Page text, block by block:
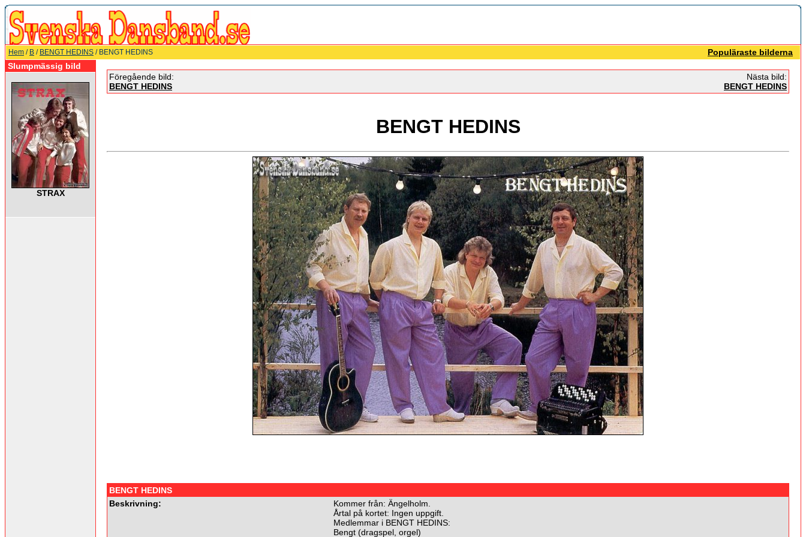
Hem / B / BENGT HEDINS / BENGT HEDINS
Populäraste bilderna
Slumpmässig bild
STRAX
Föregående bild:
BENGT HEDINS
Nästa bild:
BENGT HEDINS
BENGT HEDINS
BENGT HEDINS
Beskrivning:
Kommer från: Ängelholm.
Årtal på kortet: Ingen uppgift.
Medlemmar i BENGT HEDINS:
Bengt (dragspel, orgel)